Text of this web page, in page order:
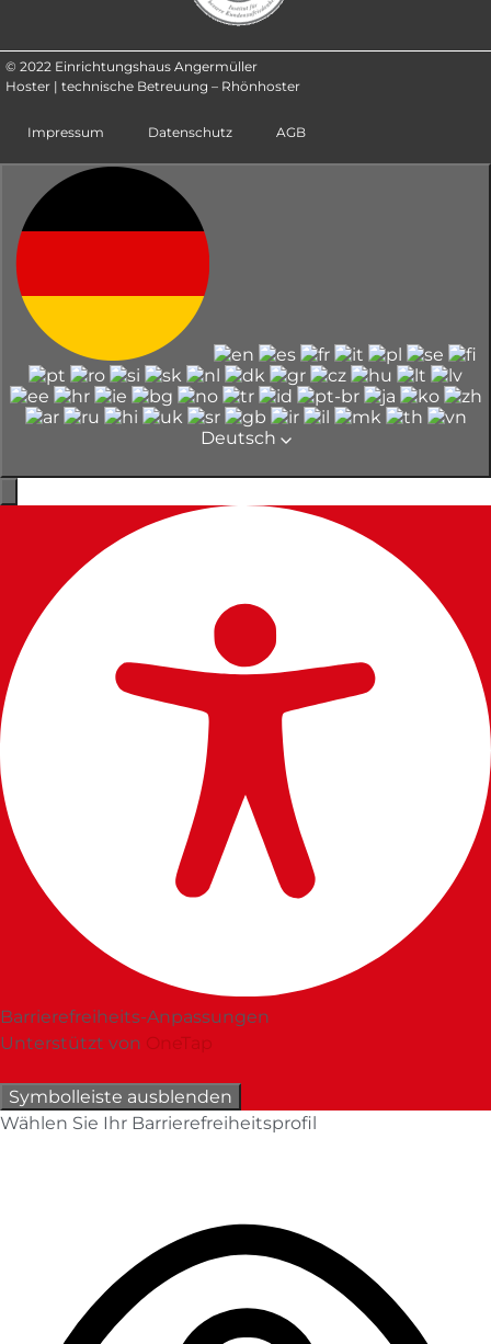
© 2022 Einrichtungshaus Angermüller
Hoster | technische Betreuung – Rhönhoster
Impressum Datenschutz AGB
Deutsch
Barrierefreiheits-Anpassungen
Unterstützt von OneTap
Symbolleiste ausblenden
Wählen Sie Ihr Barrierefreiheitsprofil